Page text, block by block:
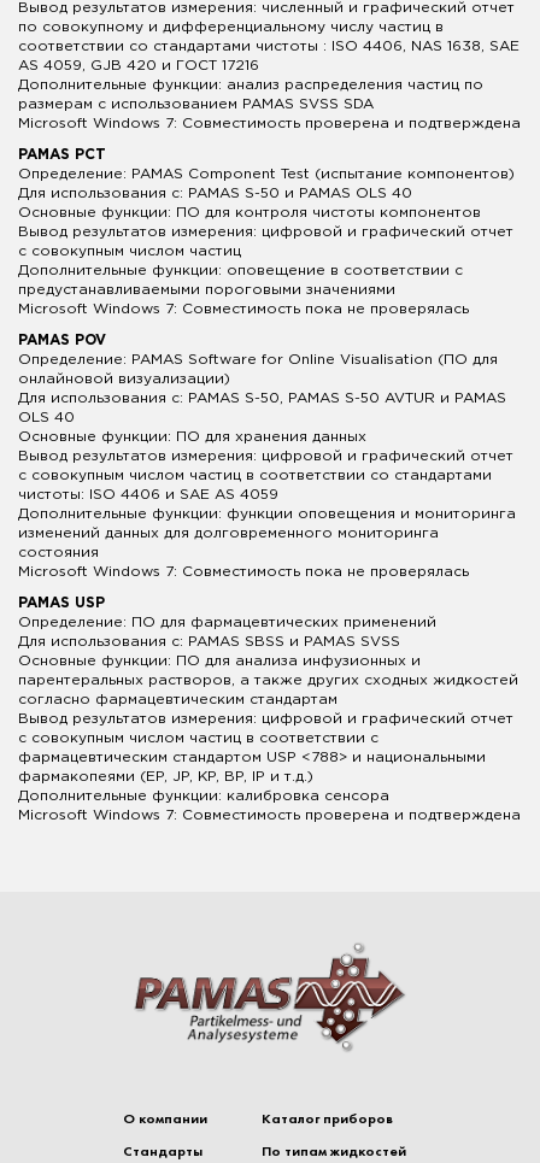
Вывод результатов измерения: численный и графический отчет
по совокупному и дифференциальному числу частиц в
соответствии со стандартами чистоты : ISO 4406, NAS 1638, SAE
AS 4059, GJB 420 и ГОСТ 17216
Дополнительные функции: анализ распределения частиц по
размерам с использованием PAMAS SVSS SDA
Microsoft Windows 7: Совместимость проверена и подтверждена
PAMAS PCT
Определение: PAMAS Component Test (испытание компонентов)
Для использования с: PAMAS S-50 и PAMAS OLS 40
Основные функции: ПО для контроля чистоты компонентов
Вывод результатов измерения: цифровой и графический отчет
с совокупным числом частиц
Дополнительные функции: оповещение в соответствии с
предустанавливаемыми пороговыми значениями
Microsoft Windows 7: Совместимость пока не проверялась
PAMAS POV
Определение: PAMAS Software for Online Visualisation (ПО для
онлайновой визуализации)
Для использования с: PAMAS S-50, PAMAS S-50 AVTUR и PAMAS
OLS 40
Основные функции: ПО для хранения данных
Вывод результатов измерения: цифровой и графический отчет
с совокупным числом частиц в соответствии со стандартами
чистоты: ISO 4406 и SAE AS 4059
Дополнительные функции: функции оповещения и мониторинга
изменений данных для долговременного мониторинга
состояния
Microsoft Windows 7: Совместимость пока не проверялась
PAMAS USP
Определение: ПО для фармацевтических применений
Для использования с: PAMAS SBSS и PAMAS SVSS
Основные функции: ПО для анализа инфузионных и
парентеральных растворов, а также других сходных жидкостей
согласно фармацевтическим стандартам
Вывод результатов измерения: цифровой и графический отчет
с совокупным числом частиц в соответствии с
фармацевтическим стандартом USP <788> и национальными
фармакопеями (EP, JP, KP, BP, IP и т.д.)
Дополнительные функции: калибровка сенсора
Microsoft Windows 7: Совместимость проверена и подтверждена
О компании
Стандарты
Каталог приборов
По типам жидкостей